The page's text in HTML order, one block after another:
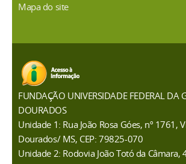
Mapa do site
FUNDAÇÃO UNIVERSIDADE FEDERAL DA
DOURADOS
Unidade 1: Rua João Rosa Góes, nº 1761,
Dourados/ MS, CEP: 79825-070
Unidade 2: Rodovia João Totó da Câmara,